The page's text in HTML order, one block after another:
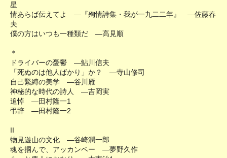
星
情あらば伝えてよ ―『殉情詩集・我が一九二二年』 ―佐藤春
夫
僕の方はいつも一種類だ ―高見順
＊
ドライバーの憂鬱 ―鮎川信夫
「死ぬのは他人ばかり」か？ ―寺山修司
自己緊縛の美学 ―谷川雁
神秘的な時代の詩人 ―吉岡実
追悼 ―田村隆一1
弔辞 ―田村隆一2
II
物見遊山の文化 ―谷崎潤一郎
魂を掴んで、アッカンベー ―夢野久作